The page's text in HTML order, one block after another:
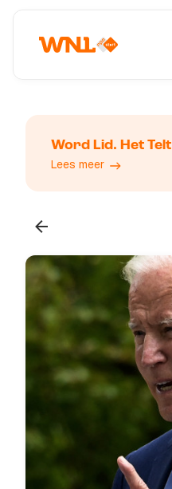
Word Lid. Het Telt
Lees meer